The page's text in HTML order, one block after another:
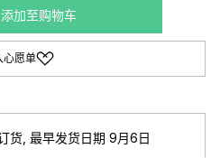
添加至购物车
心愿单
货 最早发货日期 9月6日